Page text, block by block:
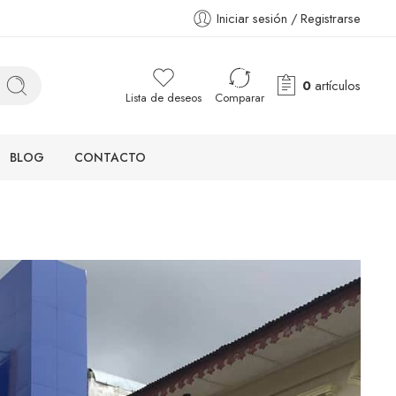
Iniciar sesión / Registrarse
Lista de deseos Comparar
0artículos
BLOG CONTACTO